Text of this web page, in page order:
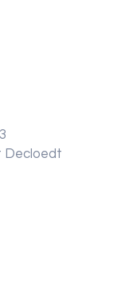
Decloedt